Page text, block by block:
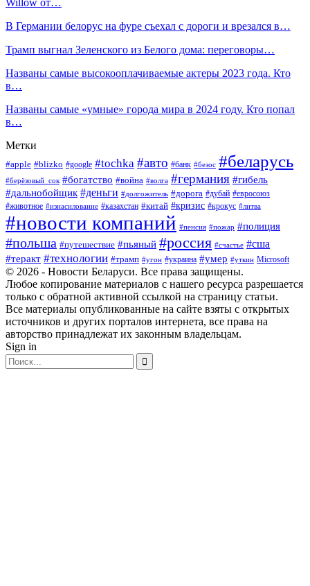
Willow от…
В Германии белорус на фуре съехал с дороги и врезался в…
Трамп выгнал Зеленского из Белого дома: переговоры…
Названы самые высокооплачиваемые актеры 2023 года. Кто
в…
Названы самые «умные» города мира в 2024 году. Кто попал
в…
Метки
#apple #blizko #google #tochka #авто #банк #безос #беларусь
#берёзовый_сок #богатство #война #волга #германия #гибель
#дальнобойщик #деньги #долгожитель #дорога #дубай #евросоюз
#животное #изнасилование #казахстан #китай #кризис #крокус #литва
#новости компаний #пенсия #пожар #полиция
#польша #путешествие #пьяный #россия #счастье #сша
#теракт #технологии #трамп #угон #украина #умер #уткин Microsoft
© 2026 - Новости Беларуси. Все права защищены.
Любое копирование материалов с нашего ресурса разрешается
только с обратной активной ссылкой на страницу статьи.
Все материалы опубликованные на сайте взяты с открытых
источников и других порталов интернета, все права на
авторство принадлежат их законным владельцам.
Sign in